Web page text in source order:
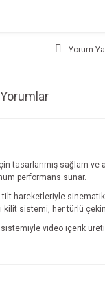
Yorum
Yorumlar
tasarlanmış sağlam ve
performans sunar.
tilt hareketleriyle
sistemi, her türlü
video içerik